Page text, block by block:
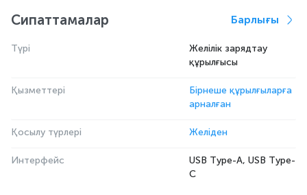
Сипаттамалар Барлығы
Түрі
Желілік зарядтау
құрылғысы
Қызметтері
Бірнеше құрылғыларға
арналған
Қосылу түрлері Желіден
Интерфейс
USB Type-A, USB Type-
C